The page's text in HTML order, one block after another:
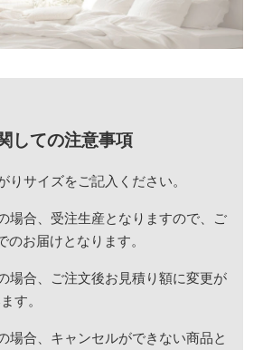
しての注意事項
りサイズをご記入ください。
場合、受注生産となりますので、ご
お届けとなります。
場合、ご注文後お見積り額に変更が
す。
場合、キャンセルができない商品と